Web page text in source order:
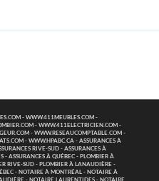
- WWW.411MEUBLES.COM-
- WWW.411ELECTRICIEN.COM -
- WWW.RESEAUCOMPTABLE.COM-
- WWW.HPABC.CA - ASSURANCES À
RIVE-SUD - ASSURANCES À
- ASSURANCES À QUÉBEC - PLOMBIER À
RIVE-SUD - PLOMBIER À LANAUDIÈRE -
- NOTAIRE À MONTRÉAL - NOTAIRE À
- NOTAIRE LAURENTIDES- NOTAIRE